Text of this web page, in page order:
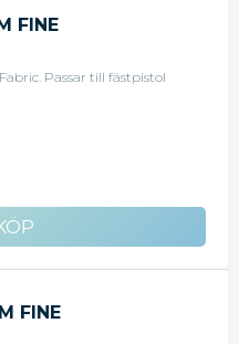
FINE
Passar till fästpistol
FINE